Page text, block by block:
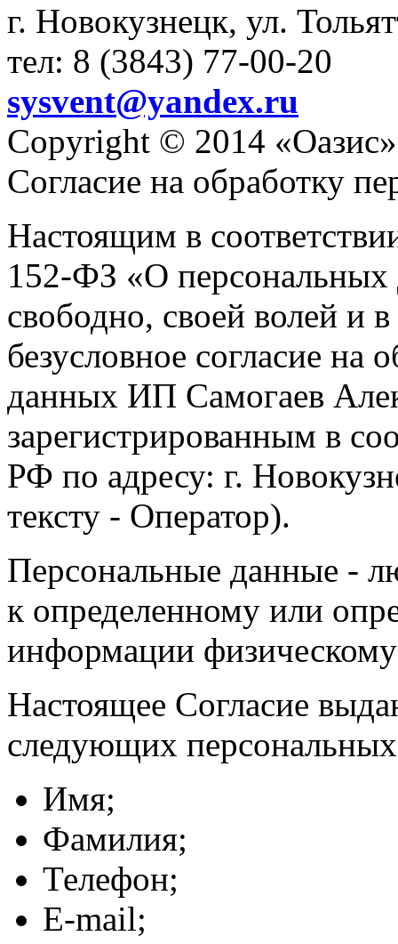
г. Новокузнецк, ул.
тел: 8 (3843) 77-00-20
sysvent@yandex.ru
Copyright © 2014 «Оазис»
Согласие на обработку
Настоящим в
152-ФЗ «О персональных
свободно, своей волей и
безусловное согласие на
данных ИП Самогаев
зарегистрированным в
РФ по адресу: г.
тексту - Оператор).
Персональные данные -
к определенному или
информации
Настоящее Согласие
следующих
Имя;
Фамилия;
Телефон;
E-mail;